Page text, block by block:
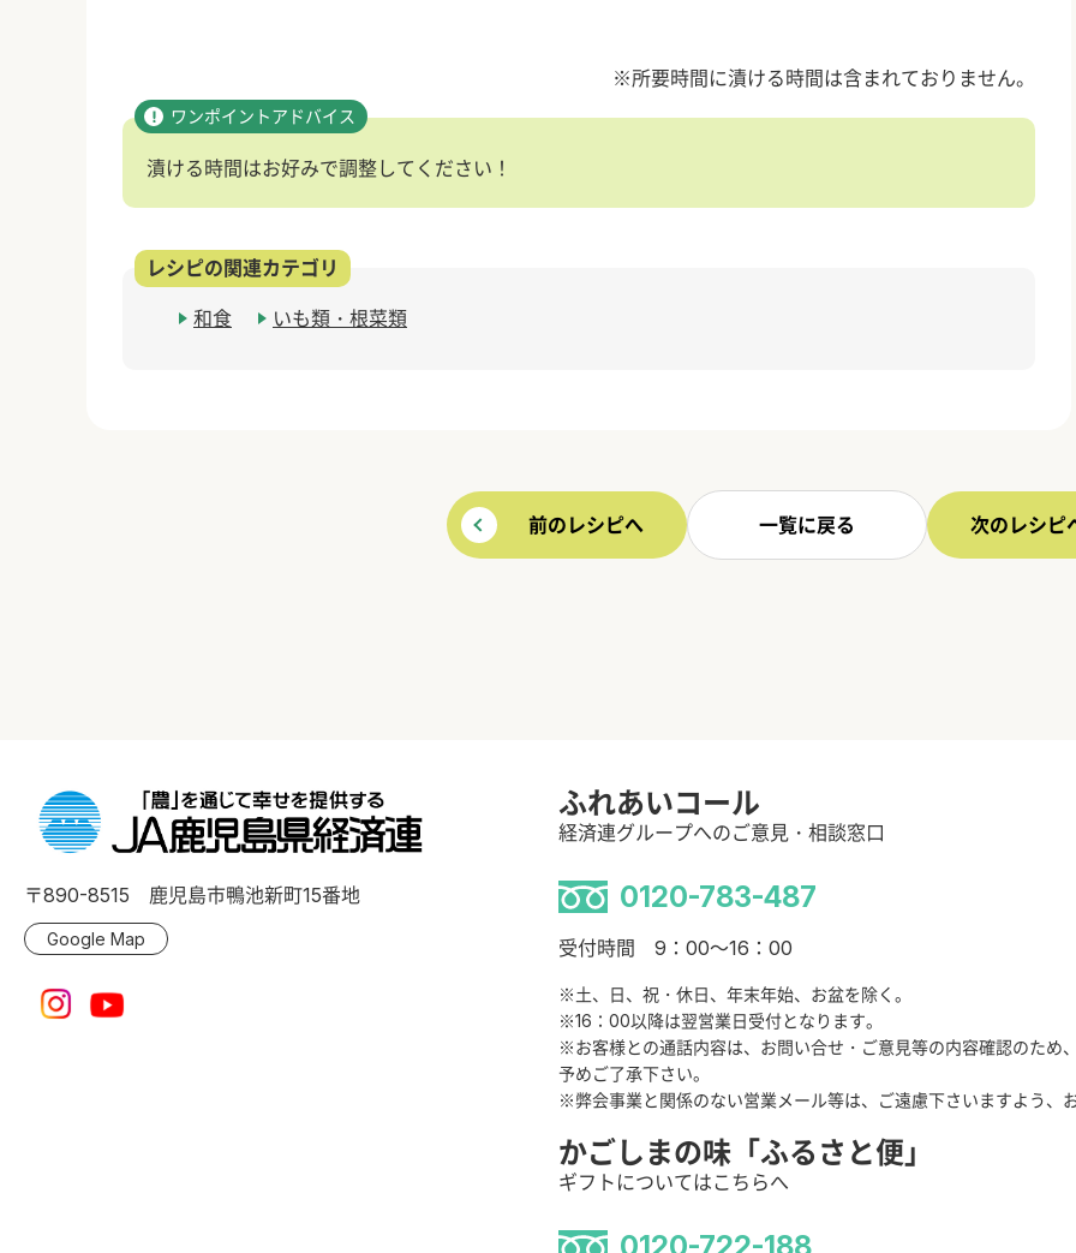
※所要時間に漬ける時間は含まれておりません。
漬ける時間はお好みで調整してください！
和食 いも類・根菜類
前のレシピへ 一覧に戻る 次のレシピ
〒890-8515 鹿児島市鴨池新町15番地
Google Map
ふれあいコール
経済連グループへのご意見・相談窓口
0120-783-487
受付時間 9：00～16：00
※土、日、祝・休日、年末年始、お盆を除く。
※16：00以降は翌営業日受付となります。
※お客様との通話内容は、お問い合せ・ご意見等の内容確認のため
予めご了承下さい。
※弊会事業と関係のない営業メール等は、ご遠慮下さいますよう、
かごしまの味「ふるさと便」
ギフトについてはこちらへ